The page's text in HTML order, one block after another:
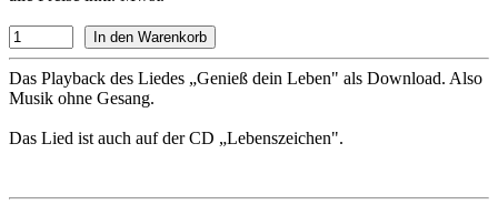
Das Playback des Liedes „Genieß dein Leben" als Download. Also
Musik ohne Gesang.
Das Lied ist auch auf der CD „Lebenszeichen".